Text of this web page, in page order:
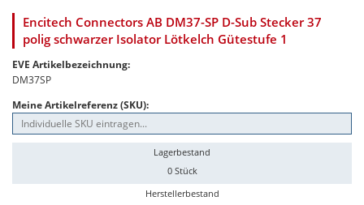
Encitech Connectors AB DM37-SP D-Sub Stecker 37
polig schwarzer Isolator Lötkelch Gütestufe 1
EVE Artikelbezeichnung:
DM37SP
Meine Artikelreferenz (SKU):
Lagerbestand
0 Stück
Herstellerbestand